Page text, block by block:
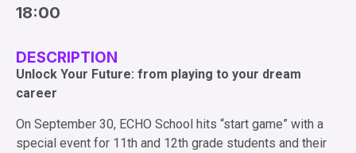
18:00
DESCRIPTION
Unlock Your Future: from playing to your dream
career
On September 30, ECHO School hits “start game” with a
special event for 11th and 12th grade students and their